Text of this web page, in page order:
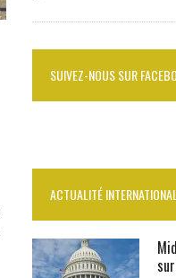
SUIVEZ-NOUS SUR
ACTUALITÉ